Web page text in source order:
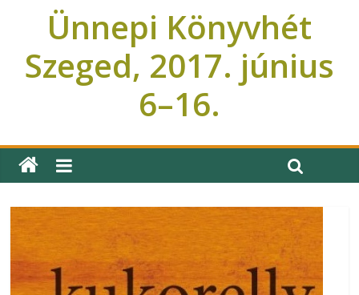
Ünnepi Könyvhét
Szeged, 2017. június
6–16.